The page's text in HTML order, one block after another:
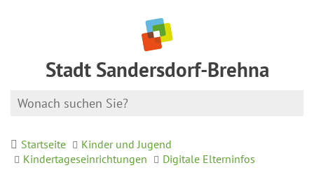
Stadt Sandersdorf-Brehna
Startseite
Kinder und Jugend
Kindertageseinrichtungen
Digitale Elterninfos